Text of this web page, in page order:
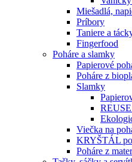
Miešadlá,
Príbory
Taniere a
Fingerfood
Poháre a slamky
Papierové
Poháre z
Slamky
Viečka na
KRYŠTÁL
Poháre z